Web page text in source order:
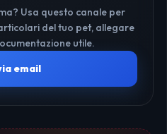
Usa questo canale per
del tuo pet, allegare
utile.
email